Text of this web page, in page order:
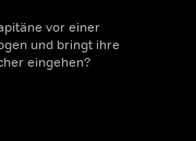
vor einer
und bringt ihre
eingehen?